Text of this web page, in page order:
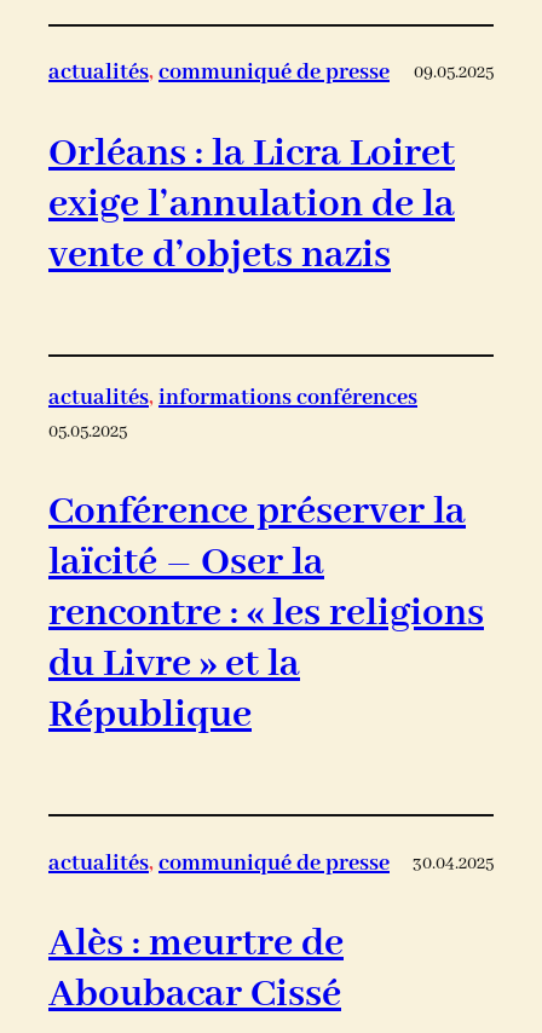
actualités, communiqué de presse 09.05.2025
Orléans : la Licra Loiret
exige l’annulation de la
vente d’objets nazis
actualités, informations conférences
05.05.2025
Conférence préserver la
laïcité – Oser la
rencontre : « les religions
du Livre » et la
République
actualités, communiqué de presse 30.04.2025
Alès : meurtre de
Aboubacar Cissé